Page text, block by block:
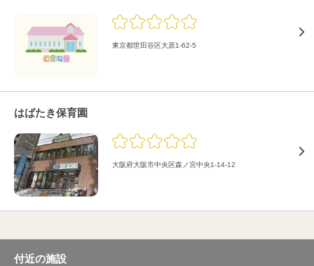
東京都世田谷区大原1-62-5
はばたき保育園
大阪府大阪市中央区森ノ宮中央1-14-12
付近の施設